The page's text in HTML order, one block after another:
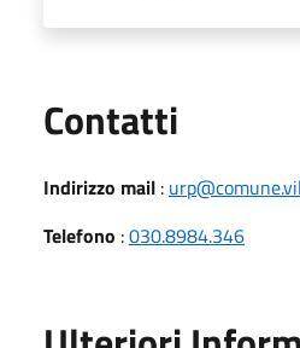
Contatti
Indirizzo mail :
Telefono :030.8984.346